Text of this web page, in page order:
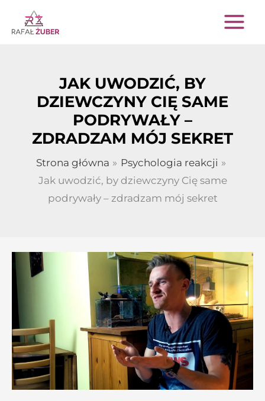
Przejdź
do
JAK UWODZIĆ, BY
DZIEWCZYNY CIĘ SAME
PODRYWAŁY –
ZDRADZAM MÓJ SEKRET
Strona główna
Psychologia reakcji
Jak uwodzić, by dziewczyny Cię same
podrywały – zdradzam mój sekret